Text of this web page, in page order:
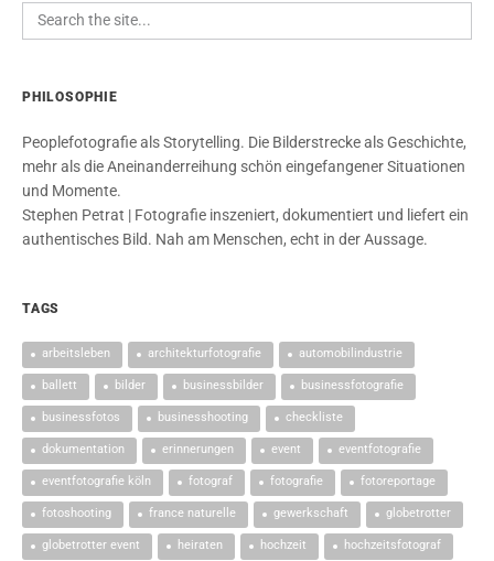
PHILOSOPHIE
Peoplefotografie als Storytelling. Die Bilderstrecke als Geschichte,
mehr als die Aneinanderreihung schön eingefangener Situationen
und Momente.
Stephen Petrat | Fotografie inszeniert, dokumentiert und liefert ein
authentisches Bild. Nah am Menschen, echt in der Aussage.
TAGS
arbeitsleben architekturfotografie automobilindustrie
ballett bilder businessbilder businessfotografie
businessfotos businesshooting checkliste
dokumentation erinnerungen event eventfotografie
eventfotografie köln fotograf fotografie fotoreportage
fotoshooting france naturelle gewerkschaft globetrotter
globetrotter event heiraten hochzeit hochzeitsfotograf